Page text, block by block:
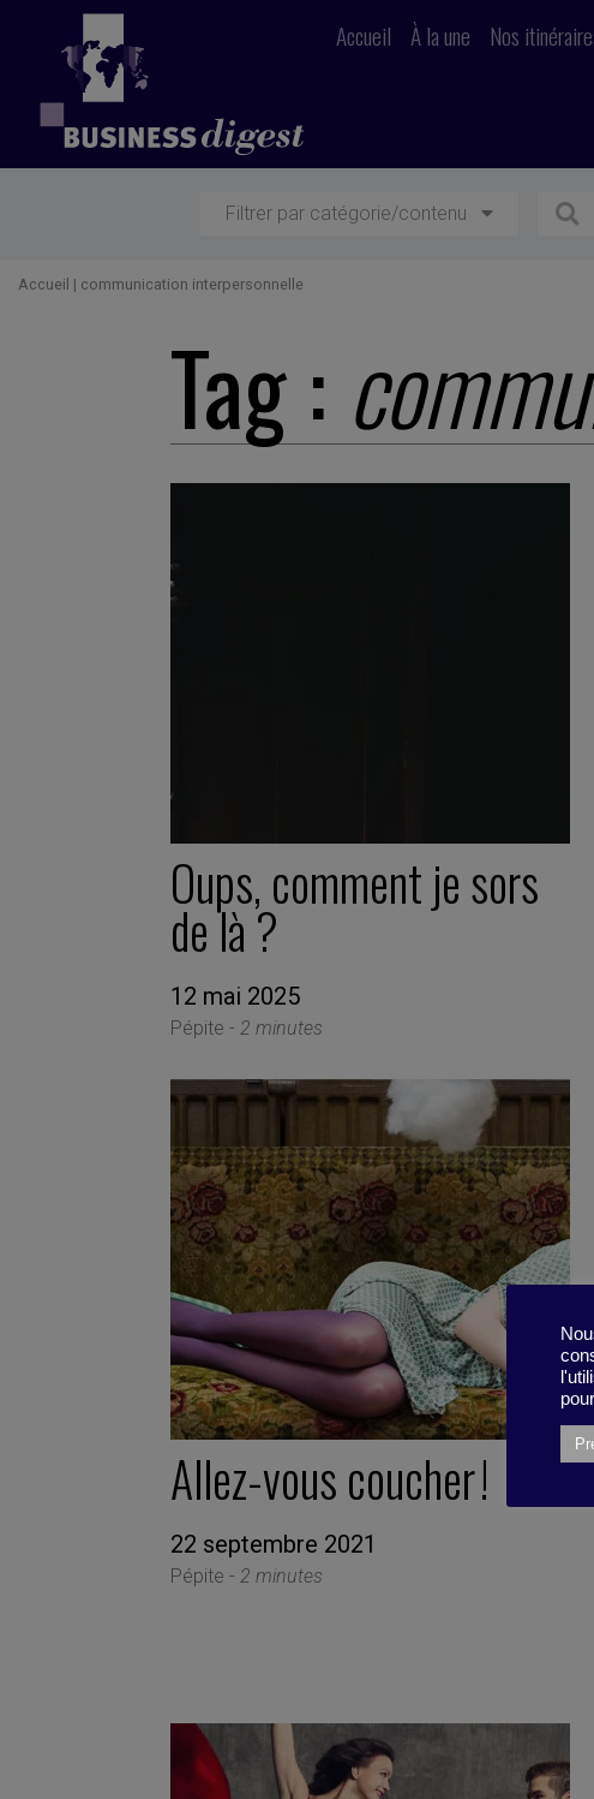
Accueil À la une Nos
Filtrer par catégorie/contenu
Accueil | communication interpersonnelle
Tag :
Oups, comment je sors
de là ?
12 mai 2025
Pépite - 2 minutes
Allez-vous coucher !
22 septembre 2021
Pépite - 2 minutes